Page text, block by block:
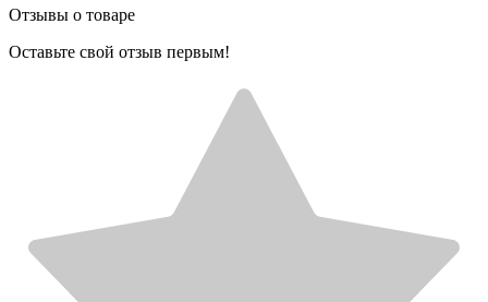
Отзывы о товаре
Оставьте свой отзыв первым!